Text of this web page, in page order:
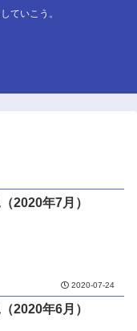
ていこう。
2020年7月）
2020-07-24
2020年6月）